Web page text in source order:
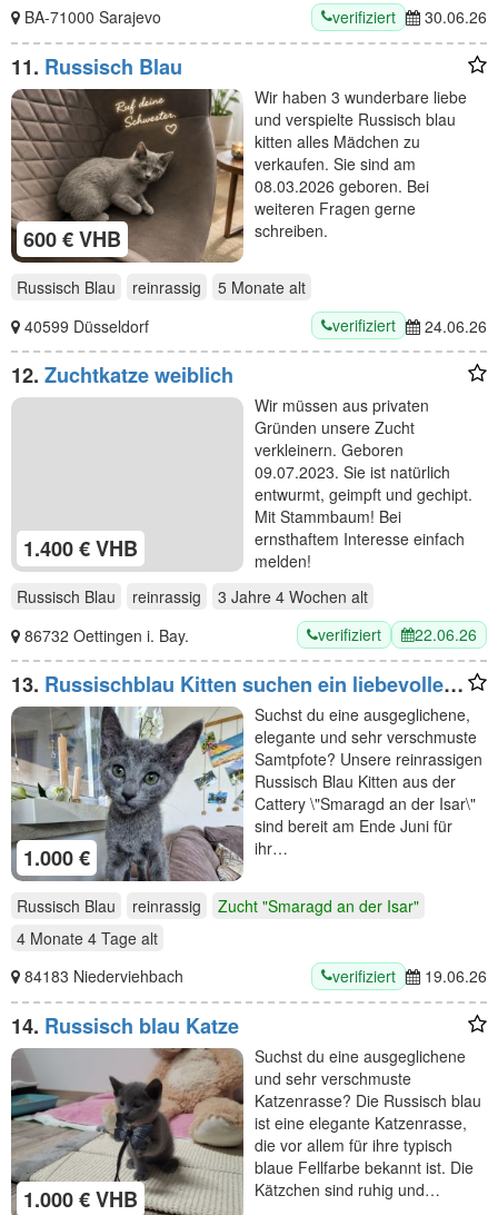
BA-71000 Sarajevo verifiziert 30.06.26
11. Russisch Blau
600 € VHB
Wir haben 3 wunderbare liebe
und verspielte Russisch blau
kitten alles Mädchen zu
verkaufen. Sie sind am
08.03.2026 geboren. Bei
weiteren Fragen gerne
schreiben.
Russisch Blau reinrassig 5 Monate alt
40599 Düsseldorf
verifiziert 24.06.26
12. Zuchtkatze weiblich
1.400 € VHB
Wir müssen aus privaten
Gründen unsere Zucht
verkleinern. Geboren
09.07.2023. Sie ist natürlich
entwurmt, geimpft und gechipt.
Mit Stammbaum! Bei
ernsthaftem Interesse einfach
melden!
Russisch Blau
reinrassig 3 Jahre 4 Wochen alt
86732 Oettingen i. Bay.
verifiziert 22.06.26
13. Russischblau Kitten suchen ein liebevolles
Zuhause. "Ab dem 4.Juli können wir bei dir zu
Hause sein!
1.000 €
Suchst du eine ausgeglichene,
elegante und sehr verschmuste
Samtpfote? Unsere reinrassigen
Russisch Blau Kitten aus der
Cattery \"Smaragd an der Isar\"
sind bereit am Ende Juni für
ihr…
Russisch Blau reinrassig
Zucht "Smaragd an der Isar"
4 Monate 4 Tage alt
84183 Niederviehbach
verifiziert 19.06.26
14. Russisch blau Katze
1.000 € VHB
Suchst du eine ausgeglichene
und sehr verschmuste
Katzenrasse? Die Russisch blau
ist eine elegante Katzenrasse,
die vor allem für ihre typisch
blaue Fellfarbe bekannt ist. Die
Kätzchen sind ruhig und…